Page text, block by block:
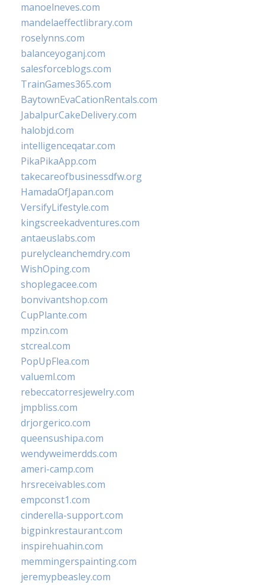
manoelneves.com
mandelaeffectlibrary.com
roselynns.com
balanceyoganj.com
salesforceblogs.com
TrainGames365.com
BaytownEvaCationRentals.com
JabalpurCakeDelivery.com
halobjd.com
intelligenceqatar.com
PikaPikaApp.com
takecareofbusinessdfw.org
HamadaOfJapan.com
VersifyLifestyle.com
kingscreekadventures.com
antaeuslabs.com
purelycleanchemdry.com
WishOping.com
shoplegacee.com
bonvivantshop.com
CupPlante.com
mpzin.com
stcreal.com
PopUpFlea.com
valueml.com
rebeccatorresjewelry.com
jmpbliss.com
drjorgerico.com
queensushipa.com
wendyweimerdds.com
ameri-camp.com
hrsreceivables.com
empconst1.com
cinderella-support.com
bigpinkrestaurant.com
inspirehuahin.com
memmingerspainting.com
jeremypbeasley.com